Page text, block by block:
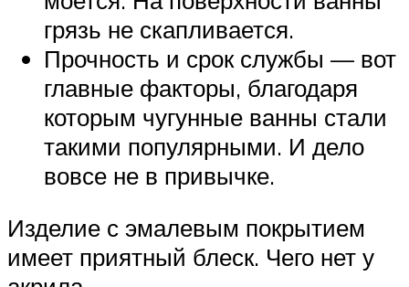
грязь не скапливается.
Прочность и срок службы — вот
главные факторы, благодаря
которым чугунные ванны стали
такими популярными. И дело
вовсе не в привычке.
Изделие с эмалевым покрытием
имеет приятный блеск. Чего нет у